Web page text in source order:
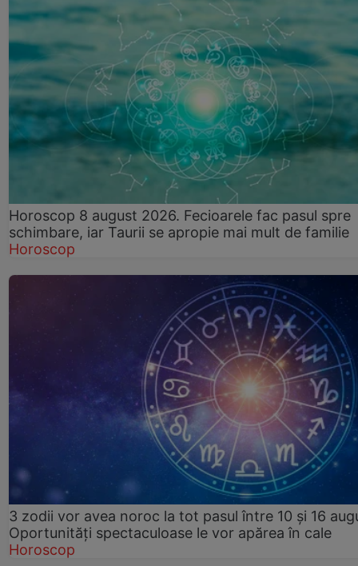
Horoscop 8 august 2026. Fecioarele fac pasul spre
schimbare, iar Taurii se apropie mai mult de familie
Horoscop
3 zodii vor avea noroc la tot pasul între 10 și 16
Oportunități spectaculoase le vor apărea în cale
Horoscop